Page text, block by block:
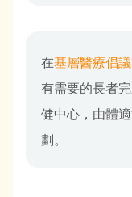
在基層醫療倡
有需要的長者
健中心，由體
劃。